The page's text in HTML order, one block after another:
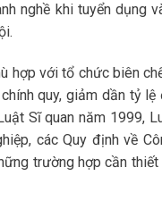
nghề khi tuyển dụng
với tổ chức biên
quy, giảm dần tỷ
Sĩ quan năm 1999,
các Quy định về
trường hợp cần thiết